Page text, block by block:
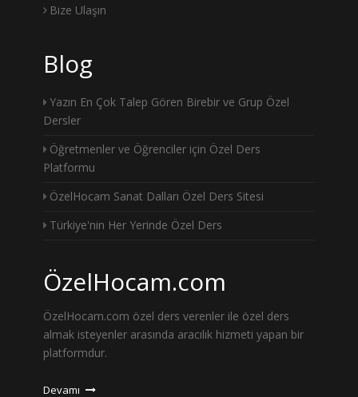
Bize Ulaşın
Blog
Yazın En Çok Talep Gören Birebir ve Grup Özel
Dersler
Öğretmenler ve Öğrenciler için Özel Ders
Platformu
ÖzelHocam Sanat Dalları Özel Ders Sitesi
Türkiye'nin Her Yerinde Özel Ders
ÖzelHocam.com
ÖzelHocam.com özel ders verenler ile özel ders
almak isteyenler arasında aracılık hizmeti yapan bir
platformdur.
Devamı